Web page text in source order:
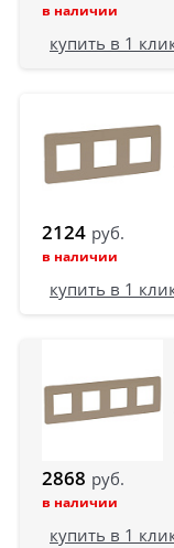
в наличии
купить в 1
2124 руб.
в наличии
купить в 1
2868 руб.
в наличии
купить в 1